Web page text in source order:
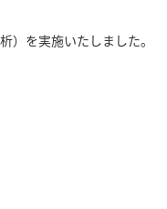
）を実施いたしました。